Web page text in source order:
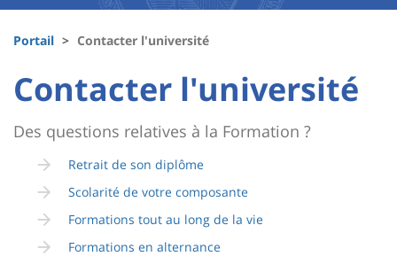
Recherche
Block
liste
des
composantes
d'Ariane
Portail Contacter l'université
University
Sidebar
University
Main
content
Titre
de
page
Contacter l'université
Contenu
de
page
principale
Des questions relatives à la Formation ?
Retrait de son diplôme
Scolarité de votre composante
Formations tout au long de la vie
Formations en alternance